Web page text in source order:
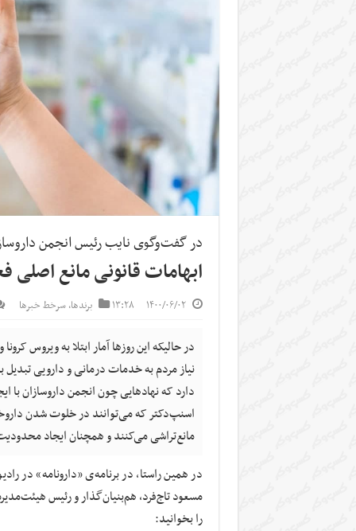
در گفت‌و‌گوی نایب رئیس انجمن
ابهامات قانونی مانع
۱۴۰۰/۰۶/۰۲ ۱۳:۲۸ برندها,سرخط خبرها
در حالیکه این روزها آمار ابتلا به ویروس
نیاز مردم به خدمات درمانی و دارویی
دارد که نهادهایی چون انجمن داروسازان با
اسنپ‌دکتر که می‌توانند در خلوت شدن
مانع‌تراشی می‌کنند و همچنان ایجاد محدودیت
در همین راستا، در برنامه‌ی «دارونامه» در
مسعود تاج‌فرد، هم‌بنیان‌گذار و رئیس
را بخوانید: